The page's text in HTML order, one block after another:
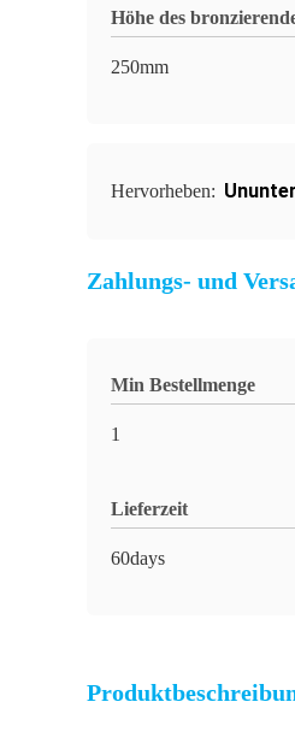
Höhe des
250mm
Hervorheben:
Zahlungs- und
Min Bestellmenge
1
Lieferzeit
60days